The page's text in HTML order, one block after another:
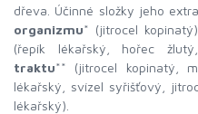
dřeva. Účinné složky jeho
organizmu* (jitrocel
(řepík lékařský, hořec
traktu** (jitrocel kopinatý,
lékařský, svízel syřišťový,
lékařský).